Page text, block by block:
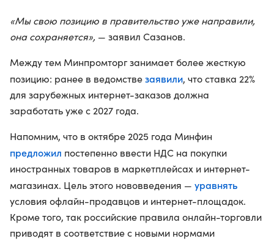
«Мы свою позицию в правительство уже направили,
она сохраняется», — заявил Сазанов.
Между тем Минпромторг занимает более жесткую
позицию: ранее в ведомствезаявили, что ставка 22%
для зарубежных интернет-заказов должна
заработать уже с 2027 года.
Напомним, что в октябре 2025 года Минфин
предложил постепенно ввести НДС на покупки
иностранных товаров в маркетплейсах и интернет-
магазинах. Цель этого нововведения — уравнять
условия офлайн-продавцов и интернет-площадок.
Кроме того, так российские правила онлайн-торговли
приводят в соответствие с новыми нормами